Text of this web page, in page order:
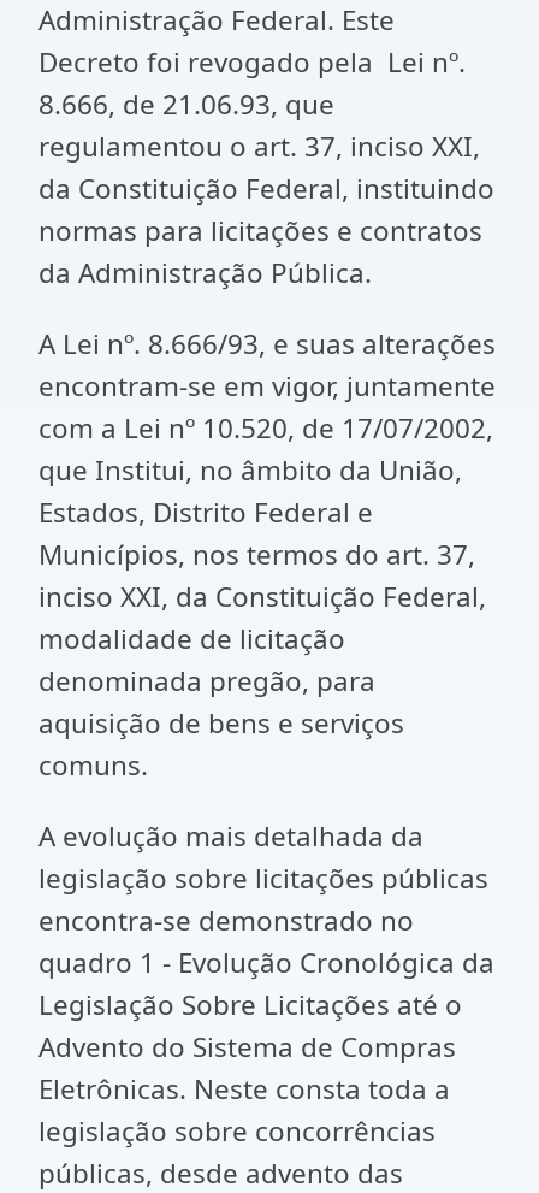
Administração Federal. Este
Decreto foi revogado pela Lei nº.
8.666, de 21.06.93, que
regulamentou o art. 37, inciso XXI,
da Constituição Federal, instituindo
normas para licitações e contratos
da Administração Pública.
A Lei nº. 8.666/93, e suas alterações
encontram-se em vigor, juntamente
com a Lei nº 10.520, de 17/07/2002,
que Institui, no âmbito da União,
Estados, Distrito Federal e
Municípios, nos termos do art. 37,
inciso XXI, da Constituição Federal,
modalidade de licitação
denominada pregão, para
aquisição de bens e serviços
comuns.
A evolução mais detalhada da
legislação sobre licitações públicas
encontra-se demonstrado no
quadro 1 - Evolução Cronológica da
Legislação Sobre Licitações até o
Advento do Sistema de Compras
Eletrônicas. Neste consta toda a
legislação sobre concorrências
públicas, desde advento das